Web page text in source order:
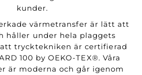
kunder.
värmetransfer är lätt att
håller under hela plaggets
trycktekniken är certifierad
100 by OEKO-TEX®. Våra
är moderna och går igenom